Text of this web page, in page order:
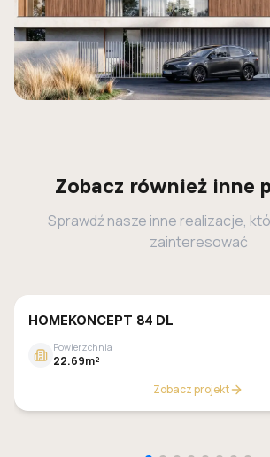
Zobacz również inne
Sprawdź nasze inne realizacje,
zainteresować
HOMEKONCEPT 84 DL
Powierzchnia
22.69m²
Zobacz projekt